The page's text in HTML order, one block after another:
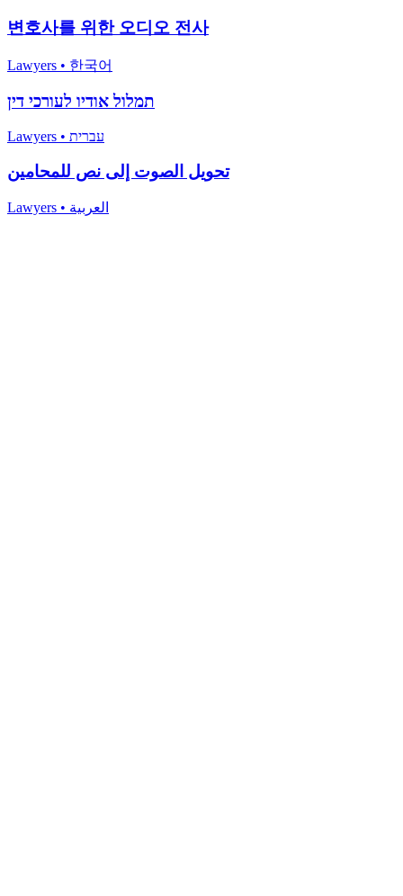
변호사를 위한 오디오 전사
Lawyers • 한국어
תמלול אודיו לעורכי דין
Lawyers • עברית
تحويل الصوت إلى نص للمحامين
Lawyers • العربية